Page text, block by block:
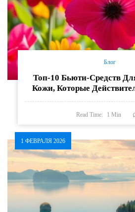
Блог
Топ-10 Бьюти-Средств
Кожи, Которые
Read Time: 1Min
1 ФЕВРАЛЯ 2026